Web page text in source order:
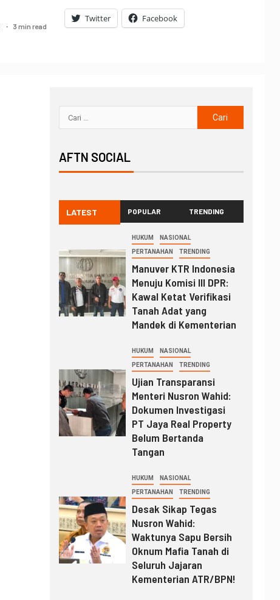
3 min read
Twitter Facebook
AFTN SOCIAL
LATEST POPULAR TRENDING
HUKUM NASIONAL
PERTANAHAN TRENDING
Manuver KTR Indonesia
Menuju Komisi III DPR:
Kawal Ketat Verifikasi
Tanah Adat yang
Mandek di Kementerian
HUKUM NASIONAL
PERTANAHAN TRENDING
Ujian Transparansi
Menteri Nusron Wahid:
Dokumen Investigasi
PT Jaya Real Property
Belum Bertanda
Tangan
HUKUM NASIONAL
PERTANAHAN TRENDING
Desak Sikap Tegas
Nusron Wahid:
Waktunya Sapu Bersih
Oknum Mafia Tanah di
Seluruh Jajaran
Kementerian ATR/BPN!